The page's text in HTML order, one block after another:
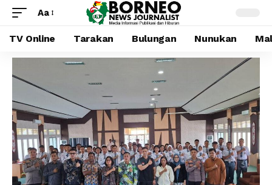
Aa
TV Online Tarakan Bulungan Nunukan